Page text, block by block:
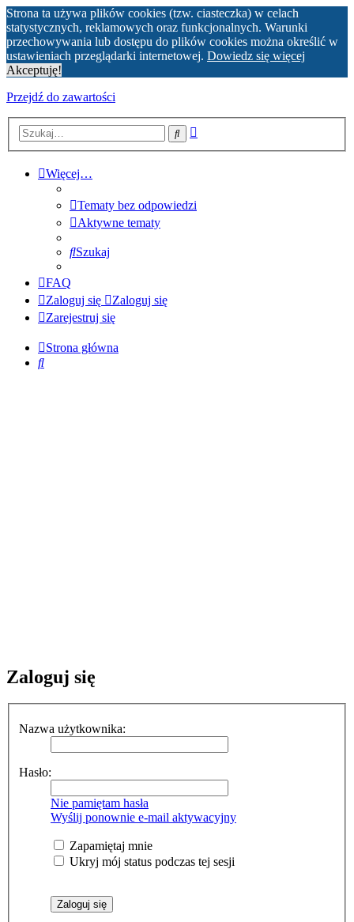
Strona ta używa plików cookies (tzw. ciasteczka) w celach
statystycznych, reklamowych oraz funkcjonalnych. Warunki
przechowywania lub dostępu do plików cookies można określić w
ustawieniach przeglądarki internetowej. Dowiedz się więcej
Akceptuję!
Przejdź do zawartości
Szukaj
Więcej…
Tematy bez odpowiedzi
Aktywne tematy
Szukaj
FAQ
Zaloguj się
Zaloguj się
Zarejestruj się
Strona główna
Szukaj
Zaloguj się
Nazwa użytkownika:
Hasło:
Nie pamiętam hasła
Wyślij ponownie e-mail aktywacyjny
Zapamiętaj mnie
Ukryj mój status podczas tej sesji